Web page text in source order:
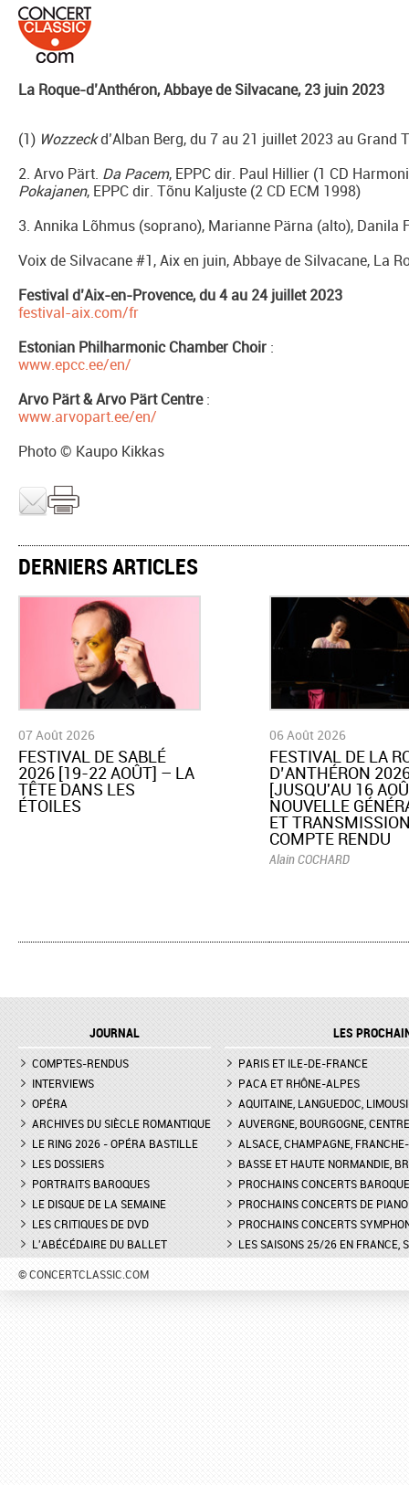
La Roque-d’Anthéron, Abbaye de Silvacane, 23 juin 2023
(1) Wozzeckd’Alban Berg, du 7 au 21 juillet 2023 au Grand
2. Arvo Pärt. Da Pacem, EPPC dir. Paul Hillier (1 CD
Pokajanen, EPPC dir. Tõnu Kaljuste (2 CD ECM 1998)
3. Annika Lõhmus (soprano), Marianne Pärna (alto), Danila
Voix de Silvacane #1, Aix en juin, Abbaye de Silvacane, La
Festival d’Aix-en-Provence, du 4 au 24 juillet 2023
festival-aix.com/fr
Estonian Philharmonic Chamber Choir :
www.epcc.ee/en/
Arvo Pärt & Arvo Pärt Centre:
www.arvopart.ee/en/
Photo © Kaupo Kikkas
DERNIERS ARTICLES
07 Août 2026
​FESTIVAL DE SABLÉ
2026 [19-22 AOÛT] – LA
TÊTE DANS LES
ÉTOILES
06 Août 2026
​FESTIVAL DE LA
D’ANTHÉRON
[JUSQU'AU 16
NOUVELLE
ET
COMPTE RENDU
Alain COCHARD
JOURNAL
COMPTES-RENDUS
INTERVIEWS
OPÉRA
ARCHIVES DU SIÈCLE ROMANTIQUE
LE RING 2026 - OPÉRA BASTILLE
LES DOSSIERS
PORTRAITS BAROQUES
LE DISQUE DE LA SEMAINE
LES CRITIQUES DE DVD
L'ABÉCÉDAIRE DU BALLET
LES
PARIS ET ILE-DE-FRANCE
PACA ET RHÔNE-ALPES
AQUITAINE, LANGUEDOC,
AUVERGNE, BOURGOGNE, CENTRE
ALSACE, CHAMPAGNE,
BASSE ET HAUTE NORMANDIE,
PROCHAINS CONCERTS
PROCHAINS CONCERTS DE PIANO
PROCHAINS CONCERTS
LES SAISONS 25/26 EN FRANCE,
© CONCERTCLASSIC.COM